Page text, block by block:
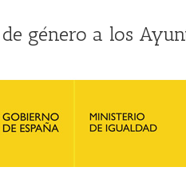
género a los